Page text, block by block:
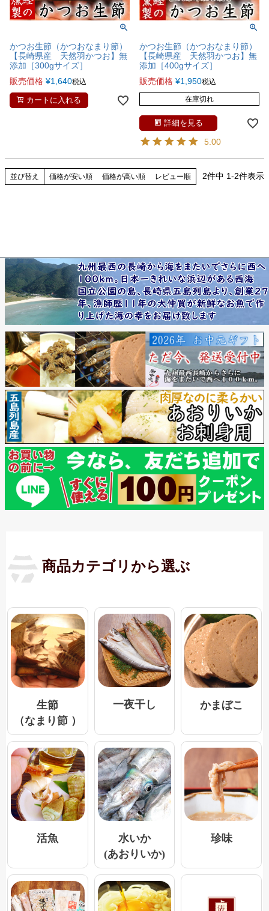
かつお生節（かつおなまり節）
【長崎県産 天然羽かつお】無
添加［300gサイズ］
販売価格 ¥1,640税込
カートに入れる
かつお生節（かつおなまり節）
【長崎県産 天然羽かつお】無
添加［400gサイズ］
販売価格 ¥1,950税込
在庫切れ
詳細を見る
5.00
並び替え 価格が安い順 価格が高い順 レビュー順 2件中 1-2件表示
商品カテゴリから選ぶ
生節
（なまり節 ）
一夜干し かまぼこ
活魚
水いか
(あおりいか)
珍味